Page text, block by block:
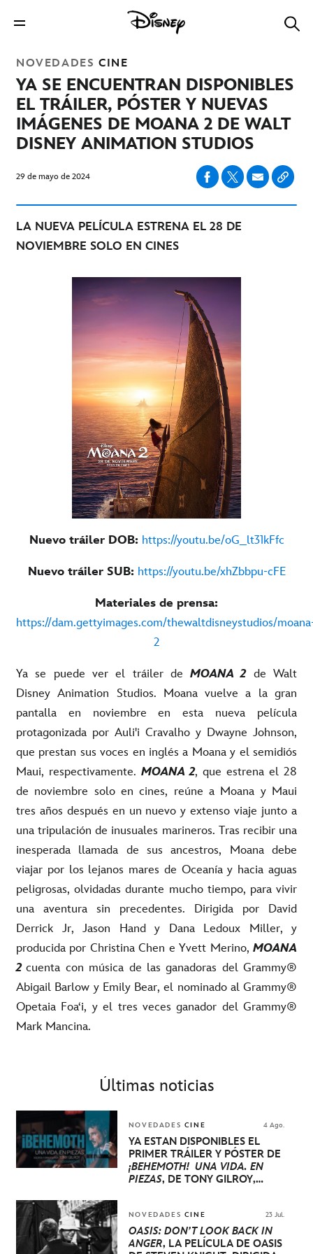
NOVEDADES CINE
YA SE ENCUENTRAN DISPONIBLES
EL TRÁILER, PÓSTER Y NUEVAS
IMÁGENES DE MOANA 2 DE WALT
DISNEY ANIMATION STUDIOS
29 de mayo de 2024
LA NUEVA PELÍCULA ESTRENA EL 28 DE
NOVIEMBRE SOLO EN CINES
Nuevo tráiler DOB: https://youtu.be/oG_lt31kFfc
Nuevo tráiler SUB: https://youtu.be/xhZbbpu-cFE
Materiales de prensa:
https://dam.gettyimages.com/thewaltdisneystudios/
2
Ya se puede ver el tráiler de MOANA 2 de Walt
Disney Animation Studios. Moana vuelve a la gran
pantalla en noviembre en esta nueva película
protagonizada por Auli'i Cravalho y Dwayne Johnson,
que prestan sus voces en inglés a Moana y el semidiós
Maui, respectivamente. MOANA 2, que estrena el 28
de noviembre solo en cines, reúne a Moana y Maui
tres años después en un nuevo y extenso viaje junto a
una tripulación de inusuales marineros. Tras recibir una
inesperada llamada de sus ancestros, Moana debe
viajar por los lejanos mares de Oceanía y hacia aguas
peligrosas, olvidadas durante mucho tiempo, para vivir
una aventura sin precedentes.
Dirigida por David
Derrick
Jr, Jason Hand y Dana Ledoux Miller, y
producida por Christina Chen e Yvett Merino, MOANA
2 cuenta con música de las ganadoras del Grammy®
Abigail Barlow y Emily Bear, el nominado al Grammy®
Opetaia Foaʻi, y el tres veces ganador del Grammy®
Mark Mancina.
Últimas noticias
NOVEDADES CINE 4 Ago.
YA ESTÁN DISPONIBLES EL
PRIMER TRÁILER Y PÓSTER DE
¡BEHEMOTH! UNA VIDA. EN
PIEZAS, DE TONY GILROY,
VICTOR Y WILL ARNETT
NOVEDADES CINE 23 Jul.
OASIS: DON’T LOOK BACK IN
ANGER, LA PELÍCULA DE OASIS